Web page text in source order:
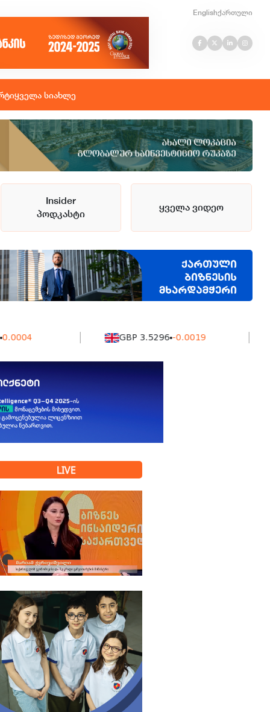
Englishქართული
ყველა სიახლე
Insider
პოდკასტი
ყველა ვიდეო
GBP 3.5296 -0.0019
LIVE